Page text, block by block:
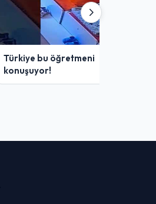
Türkiye bu öğretmeni
konuşuyor!